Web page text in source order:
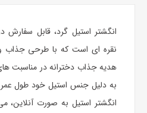
انگشتر استیل گرد، قابل سفارش
نقره ای است که با طرحی
هدیه جذاب دخترانه در مناسبت
به دلیل جنس استیل خود طول عمر
انگشتر استیل به صورت آنلاین،